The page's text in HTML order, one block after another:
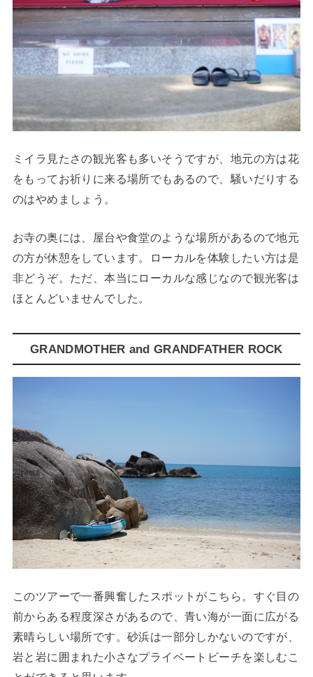
ミイラ見たさの観光客も多いそうですが、地元の方は花
をもってお祈りに来る場所でもあるので、騒いだりする
のはやめましょう。
お寺の奥には、屋台や食堂のような場所があるので地元
の方が休憩をしています。ローカルを体験したい方は是
非どうぞ。ただ、本当にローカルな感じなので観光客は
ほとんどいませんでした。
GRANDMOTHER and GRANDFATHER ROCK
このツアーで一番興奮したスポットがこちら。すぐ目の
前からある程度深さがあるので、青い海が一面に広がる
素晴らしい場所です。砂浜は一部分しかないのですが、
岩と岩に囲まれた小さなプライベートビーチを楽しむこ